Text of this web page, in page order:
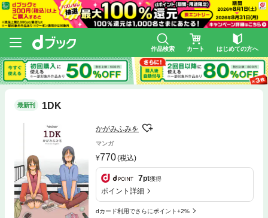
作品検索 カート はじめての方へ
最新刊 1DK
かがみふみを
マンガ
770(税込)
7pt獲得
ポイント詳細
dカード利用でさらにポイント+2%